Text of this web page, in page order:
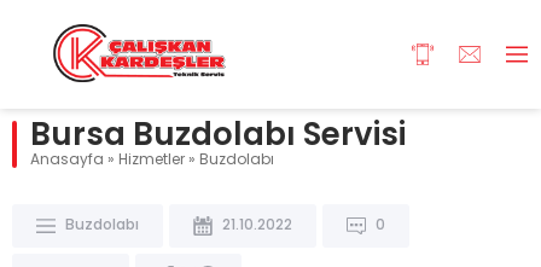
Bursa Buzdolabı Servisi
Anasayfa » Hizmetler » Buzdolabı
Buzdolabı 21.10.2022 0